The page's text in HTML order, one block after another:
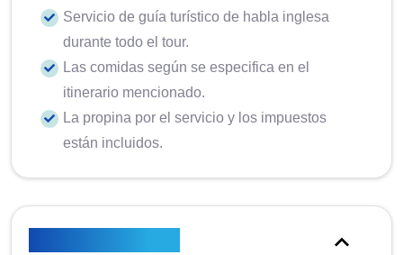
Servicio de guía turístico de habla inglesa
durante todo el tour.
Las comidas según se especifica en el
itinerario mencionado.
La propina por el servicio y los impuestos
están incluidos.